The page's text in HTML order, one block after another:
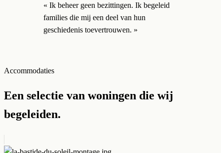
« Ik beheer geen bezittingen. Ik begeleid
families die mij een deel van hun
geschiedenis toevertrouwen. »
Accommodaties
Een selectie van woningen die wij
begeleiden.